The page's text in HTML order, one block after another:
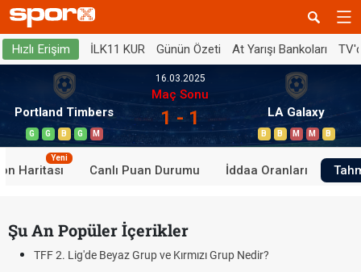
Hızlı Erişim İLK11 KUR Günün Özeti At Yarışı Bankoları
Portland Timbers
G G B G M
16.03.2025
Maç Sonu
1 - 1 LA Galaxy
B B M M B
Haritası
Yeni
Canlı Puan Durumu İddaa Oranları
Şu An Popüler İçerikler
TFF 2. Lig'de Beyaz Grup ve Kırmızı Grup Nedir?